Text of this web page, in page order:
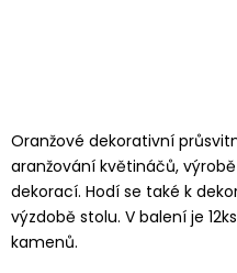
Oranžové dekorativní
aranžování květináčů,
dekorací. Hodí se také k
výzdobě stolu. V balení je
kamenů.